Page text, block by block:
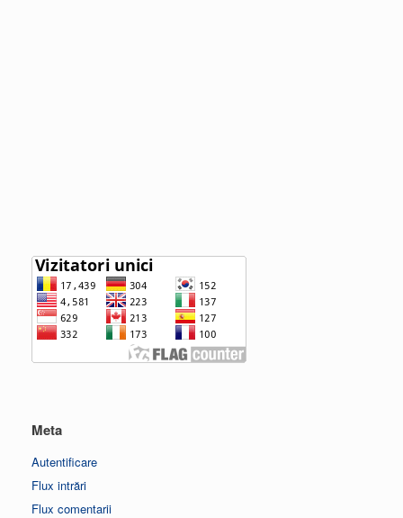
Meta
Autentificare
Flux intrări
Flux comentarii